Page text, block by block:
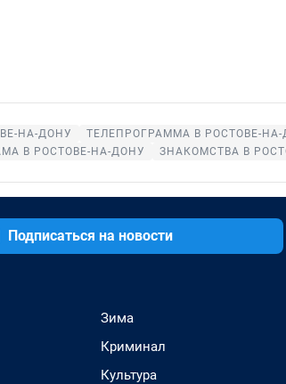
НА-ДОНУ ТЕЛЕПРОГРАММА В РОСТОВЕ-НА-
В РОСТОВЕ-НА-ДОНУ
ЗНАКОМСТВА В
Подписаться на новости
Зима
Криминал
Культура